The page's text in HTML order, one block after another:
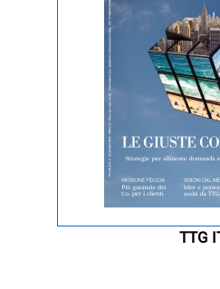
TTG